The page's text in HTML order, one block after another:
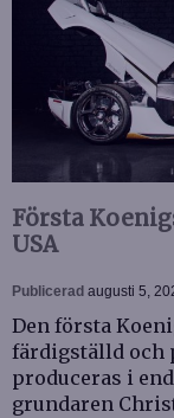
Första
USA
Publicerad augusti 5,
Den första
färdigställd och
produceras i
grundaren